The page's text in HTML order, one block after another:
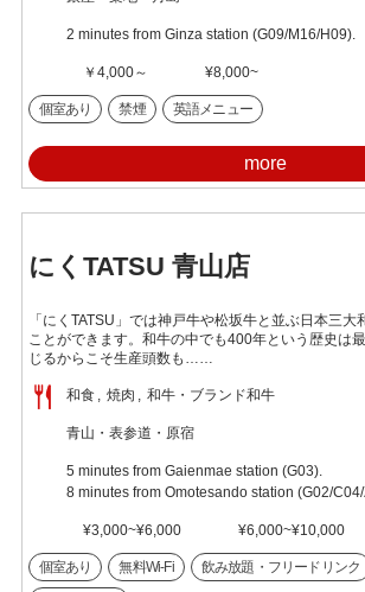
2 minutes from Ginza station (G09/M16/H09).
￥4,000～ ¥8,000~
個室あり 禁煙 英語メニュー
more
にくTATSU 青山店
「にくTATSU」では神戸牛や松坂牛と並ぶ日本三大
ことができます。和牛の中でも400年という歴史は
じるからこそ生産頭数も……
和食 焼肉 和牛・ブランド和牛
青山・表参道・原宿
5 minutes from Gaienmae station (G03).
8 minutes from Omotesando station (G02/
¥3,000~¥6,000 ¥6,000~¥10,000
個室あり 無料Wi-Fi 飲み放題・フリードリンク